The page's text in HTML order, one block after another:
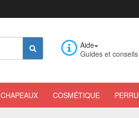
Aide
Guides et conseils
CHAPEAUX COSMÉTIQUE